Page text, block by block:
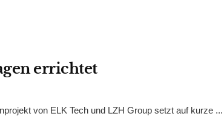
errichtet
von ELK Tech und LZH Group setzt auf kurze ...